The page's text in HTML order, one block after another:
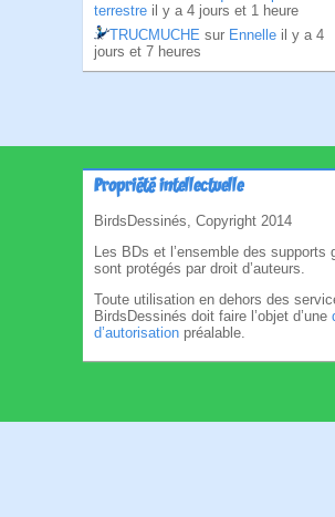
terrestre il y a 4 jours et 1 heure
TRUCMUCHE sur Ennelle il y a 4
jours et 7 heures
Propriété intellectuelle
BirdsDessinés, Copyright 2014
Les BDs et l’ensemble des supports
sont protégés par droit d’auteurs.
Toute utilisation en dehors des
BirdsDessinés doit faire l’objet d’une
d’autorisation préalable.